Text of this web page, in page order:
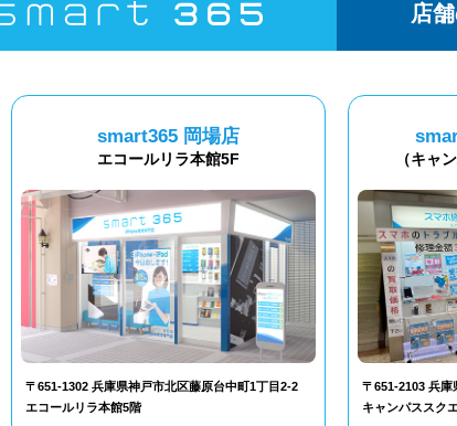
店
smart365 岡場店
エコールリラ本館5F
〒651-1302 兵庫県神戸市北区藤原台中町1丁目2-2
エコールリラ本館5階
（キャ
〒651-2103 兵庫
キャンパススク